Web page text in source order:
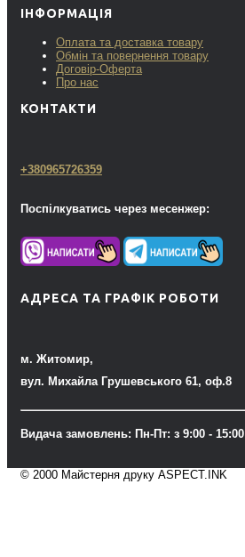
ІНФОРМАЦІЯ
Оплата та доставка товару
Обмін та повернення товару
Договір-Оферта
Про нас
КОНТАКТИ
+380965726359
Поспілкуватись через месенжер:
АДРЕСА ТА ГРАФІК РОБОТИ
м. Житомир,
вул. Михайла Грушевського 61, оф.8
Видача замовлень: Пн-Пт: з 9:00 - 15:00
© 2000 Майстерня друку ASPECT.INK